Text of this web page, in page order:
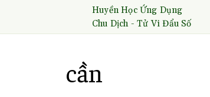
Huyền Học Ứng Dụng
Chu Dịch - Tử Vi Đẩu Số
cần